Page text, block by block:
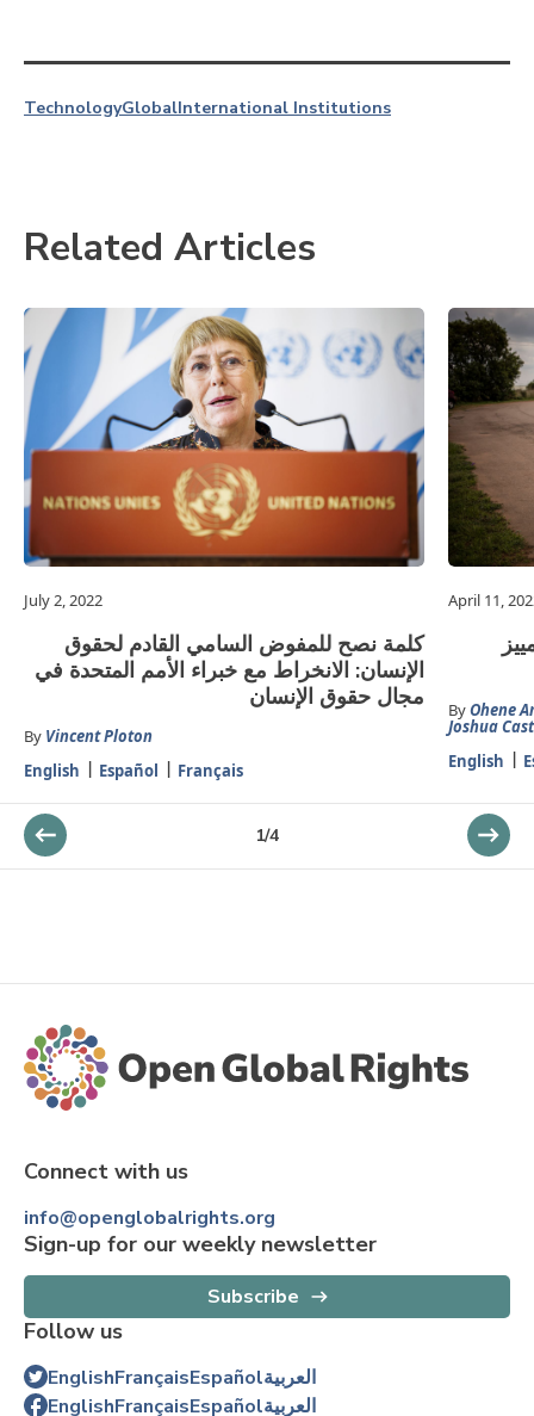
TechnologyGlobalInternational Institutions
Related Articles
July 2, 2022
كلمة نصح للمفوض السامي القادم لحقوق
الإنسان: الانخراط مع خبراء الأمم المتحدة في
مجال حقوق الإنسان
By Vincent Ploton
English
Español Français
April 11,
ByOhene
Joshua
English
1/4
Connect with us
info@openglobalrights.org
Sign-up for our weekly newsletter
Subscribe
Follow us
EnglishFrançaisEspañolالعربية
EnglishFrançaisEspañolالعربية